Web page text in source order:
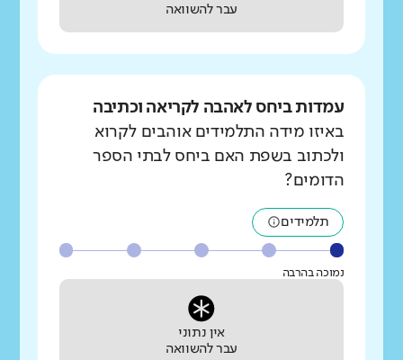
עבר להשוואה
עמדות ביחס לאהבה לקריאה וכתיבה
באיזו מידה התלמידים אוהבים לקרוא
ולכתוב בשפת האם ביחס לבתי הספר
הדומים?
תלמידים
נמוכה בהרבה
אין נתוני
עבר להשוואה